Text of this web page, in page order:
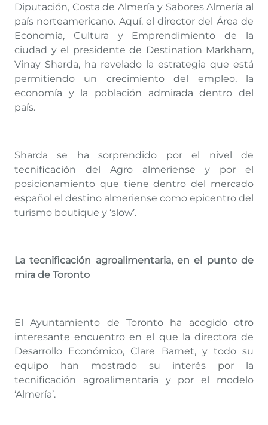
Diputación, Costa de Almería y Sabores Almería al
país norteamericano. Aquí, el director del Área de
Economía, Cultura y Emprendimiento de la
ciudad y el presidente de Destination Markham,
Vinay Sharda, ha revelado la estrategia que está
permitiendo un crecimiento del empleo, la
economía y la población admirada dentro del
país.
Sharda se ha sorprendido por el nivel de
tecnificación del Agro almeriense y por el
posicionamiento que tiene dentro del mercado
español el destino almeriense como epicentro del
turismo boutique y ‘slow’.
La tecnificación agroalimentaria, en el punto de
mira de Toronto
El Ayuntamiento de Toronto ha acogido otro
interesante encuentro en el que la directora de
Desarrollo Económico, Clare Barnet, y todo su
equipo han mostrado su interés por la
tecnificación agroalimentaria y por el modelo
‘Almería’.